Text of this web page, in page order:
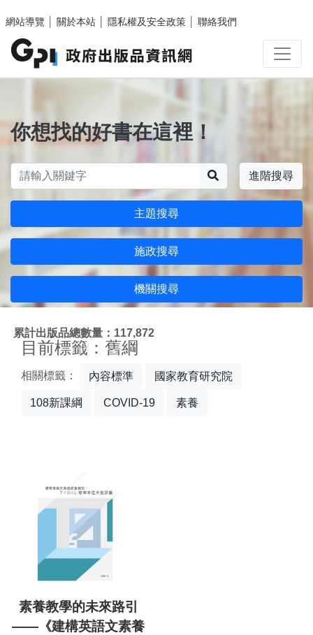
網站導覽
關於本站 隱私權及安全政策 聯絡我們
你想找的好書在這裡！
進階搜尋
主題搜尋
施政搜尋
機關搜尋
累計出版品總數量：117,872
目前標籤：舊綱
相關標籤： 內容標準 國家教育研究院
108新課綱 COVID-19 素養
素養教學的未來路引
——《建構英語文素養